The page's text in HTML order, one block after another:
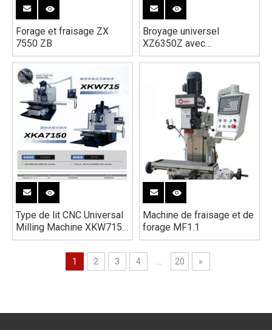
Forage et fraisage ZX
7550 ZB
Broyage universel
XZ6350Z avec
alimentation automatique
Type de lit CNC Universal
Milling Machine XKW715-
XKA7150
Machine de fraisage et de
forage MF1.1
1 2 3 4 ... 20 »